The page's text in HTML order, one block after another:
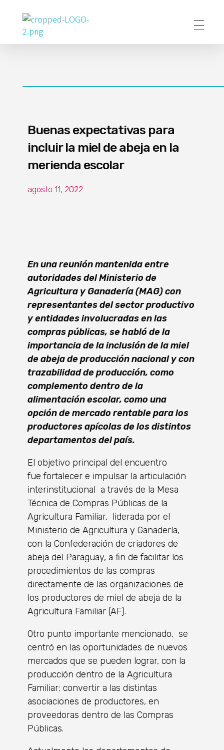
Poder Agropecuario
Buenas expectativas para
incluir la miel de abeja en la
merienda escolar
agosto 11, 2022
En una reunión mantenida entre
autoridades del Ministerio de
Agricultura y Ganadería (MAG) con
representantes del sector productivo
y entidades involucradas en las
compras públicas, se habló de la
importancia de la inclusión de la miel
de abeja de producción nacional y con
trazabilidad de producción, como
complemento dentro de la
alimentación escolar, como una
opción de mercado rentable para los
productores apícolas de los distintos
departamentos del país.
El objetivo principal del encuentro
fue fortalecer e impulsar la articulación
interinstitucional a través de la Mesa
Técnica de Compras Públicas de la
Agricultura Familiar, liderada por el
Ministerio de Agricultura y Ganadería,
con la Confederación de criadores de
abeja del Paraguay, a fin de facilitar los
procedimientos de las compras
directamente de las organizaciones de
los productores de miel de abeja de la
Agricultura Familiar (AF).
Otro punto importante mencionado, se
centró en las oportunidades de nuevos
mercados que se pueden lograr, con la
producción dentro de la Agricultura
Familiar; convertir a las distintas
asociaciones de productores, en
proveedoras dentro de las Compras
Públicas.